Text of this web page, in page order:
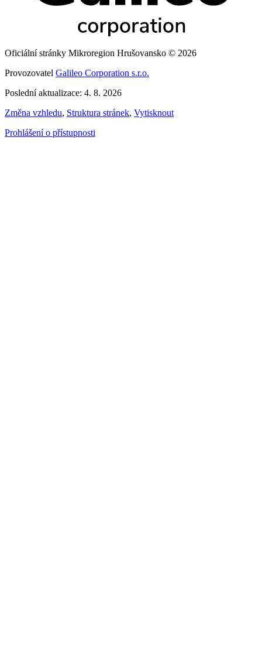
Oficiální stránky Mikroregion Hrušovansko © 2026
Provozovatel Galileo Corporation s.r.o.
Poslední aktualizace: 4. 8. 2026
Změna vzhledu, Struktura stránek, Vytisknout
Prohlášení o přístupnosti